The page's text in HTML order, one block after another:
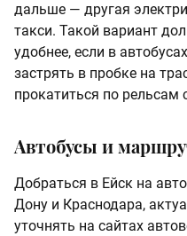
дальше — другая
такси. Такой вариант
удобнее, если в
застрять в пробке на
прокатиться по рельсам
Автобусы и
Добраться в Ейск на
Дону и Краснодара,
уточнять на сайтах